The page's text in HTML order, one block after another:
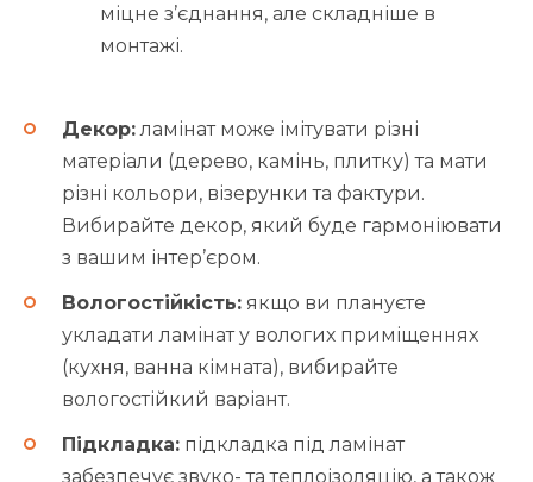
міцне з’єднання, але складніше в
монтажі.
Декор:ламінат може імітувати різні
матеріали (дерево, камінь, плитку) та мати
різні кольори, візерунки та фактури.
Вибирайте декор, який буде гармоніювати
з вашим інтер’єром.
Вологостійкість: якщо ви плануєте
укладати ламінат у вологих приміщеннях
(кухня, ванна кімната), вибирайте
вологостійкий варіант.
Підкладка: підкладка під ламінат
забезпечує звуко- та теплоізоляцію, а також